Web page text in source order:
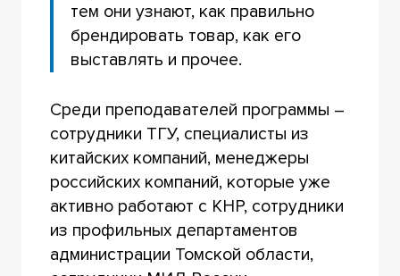
тем они узнают, как правильно
брендировать товар, как его
выставлять и прочее.
Среди преподавателей программы –
сотрудники ТГУ, специалисты из
китайских компаний, менеджеры
российских компаний, которые уже
активно работают с КНР, сотрудники
из профильных департаментов
администрации Томской области,